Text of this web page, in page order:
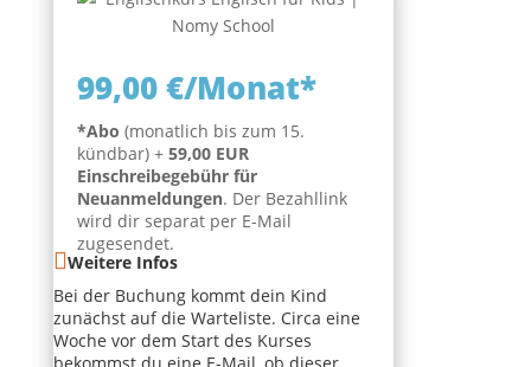
99,00 €/Monat*
*Abo (monatlich bis zum 15.
kündbar) + 59,00 EUR
Einschreibegebühr für
Neuanmeldungen. Der Bezahllink
wird dir separat per E-Mail
zugesendet.
Weitere Infos
Bei der Buchung kommt dein Kind
zunächst auf die Warteliste. Circa eine
Woche vor dem Start des Kurses